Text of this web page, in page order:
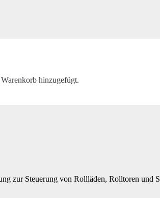
hinzugefügt.
​II
zur Steuerung von Rollläden, Rolltoren und